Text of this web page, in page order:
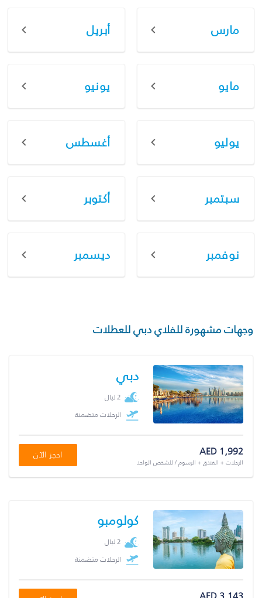
مارس أبريل
مايو يونيو
يوليو أغسطس
سبتمبر أكتوبر
نوفمبر ديسمبر
وجهات مشهورة للفلاي دبي للعطلات
دبي
2 ليال
الرحلات متضمنة
AED 1,992
الرحلات + الفندق + الرسوم / للشخص الواحد
احجز الآن
كولومبو
2 ليال
الرحلات متضمنة